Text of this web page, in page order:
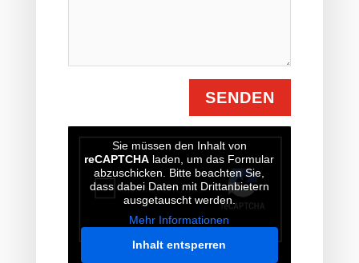
SENDEN
Sie müssen den Inhalt von
reCAPTCHA laden, um das Formular
abzuschicken. Bitte beachten Sie,
dass dabei Daten mit Drittanbietern
ausgetauscht werden.
Mehr Informationen
Inhalt entsperren